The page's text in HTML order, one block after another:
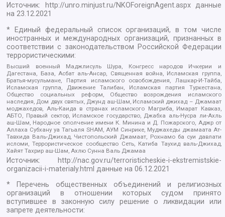
Источник: http://unro.minjust.ru/NKOForeignAgent.aspxданные
на23.12.2021
* Единый федеральный список организаций, в том числе
иностранных и международных организаций, признанных в
соответствии с законодательством Российской Федерации
террористическими:
Высший военный Маджлисуль Шура, Конгресс народов Ичкерии и
Дагестана, База, Асбат аль-Ансар, Священная война, Исламская группа,
Братья-мусульмане, Партия исламского освобождения, Лашкар-И-Тайба,
Исламская группа, Движение Талибан, Исламская партия Туркестана,
Общество социальных реформ, Общество возрождения исламского
наследия, Дом двух святых, Джунд аш-Шам, Исламский джихад – Джамаат
моджахедов, Аль-Каида в странах исламского Магриба, Имарат Кавказ,
АБТО, Правый сектор, Исламское государство, Джабха аль-Нусра ли-Ахль
аш-Шам, Народное ополчение имени К. Минина и Д. Пожарского, Аджр от
Аллаха Субхану уа Тагьаля SHAM, АУМ Синрике, Муджахеды джамаата Ат-
Тавхида Валь-Джихад, Чистопольский Джамаат, Рохнамо ба суи давлати
исломи, Террористическое сообщество Сеть, Катиба Таухид валь-Джихад,
Хайят Тахрир аш-Шам, Ахлю Сунна Валь Джамаа
Источник:
http://nac.gov.ru/terroristicheskie-i-ekstremistskie-
organizacii-i-materialy.html данные на06.12.2021
* Перечень общественных объединений и религиозных
организаций в отношении которых судом принято
вступившее в законную силу решение о ликвидации или
запрете деятельности: